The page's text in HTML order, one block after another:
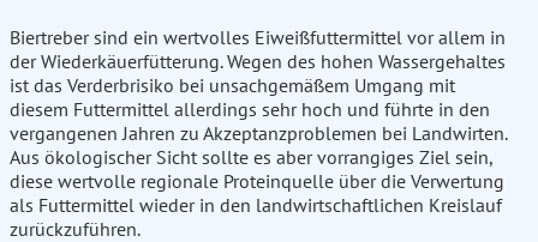
Biertreber sind ein wertvolles Eiweißfuttermittel vor allem in
der Wiederkäuerfütterung. Wegen des hohen Wassergehaltes
ist das Verderbrisiko bei unsachgemäßem Umgang mit
diesem Futtermittel allerdings sehr hoch und führte in den
vergangenen Jahren zu Akzeptanzproblemen bei Landwirten.
Aus ökologischer Sicht sollte es aber vorrangiges Ziel sein,
diese wertvolle regionale Proteinquelle über die Verwertung
als Futtermittel wieder in den landwirtschaftlichen Kreislauf
zurückzuführen.